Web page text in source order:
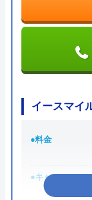
イースマイ
●料金
●キャンペーン